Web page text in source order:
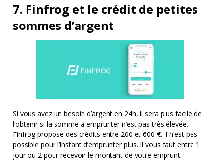
7. Finfrog et le crédit de petites
sommes d’argent
Si vous avez un besoin d’argent en 24h, il sera plus facile de
l’obtenir si la somme à emprunter n’est pas très élevée.
Finfrog propose des crédits entre 200 et 600 €. Il n’est pas
possible pour l’instant d’emprunter plus. Il vous faut entre 1
jour ou 2 pour recevoir le montant de votre emprunt.